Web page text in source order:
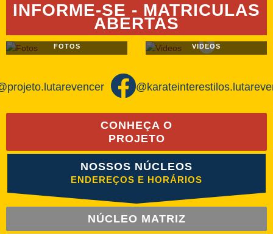
INFORME-SE - MATRICULAS
ABERTAS
FOTOS VIDEOS
CONHEÇA O
PROJETO
NOSSOS NÚCLEOS
ENDEREÇOS E HORÁRIOS
NÚCLEO MATRIZ